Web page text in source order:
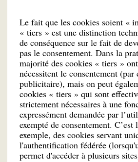
Le fait que les cookies soient «
« tiers » est une distinction
de conséquence sur le fait de
pas le consentement. Dans la
majorité des cookies « tiers »
nécessitent le consentement (par
publicitaire), mais on peut
cookies « tiers » qui sont
strictement nécessaires à une
expressément demandée par
exempté de consentement. C’est
exemple, des cookies servant
l'authentification fédérée
permet d'accéder à plusieurs